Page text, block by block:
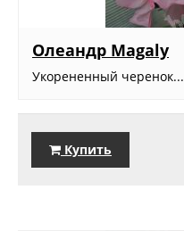
Олеандр Magaly
Укорененный черенок...
Купить